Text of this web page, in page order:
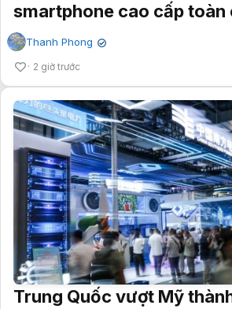
smartphone cao cấp toàn
Thanh Phong ✔
2 giờ trước
Trung Quốc vượt Mỹ